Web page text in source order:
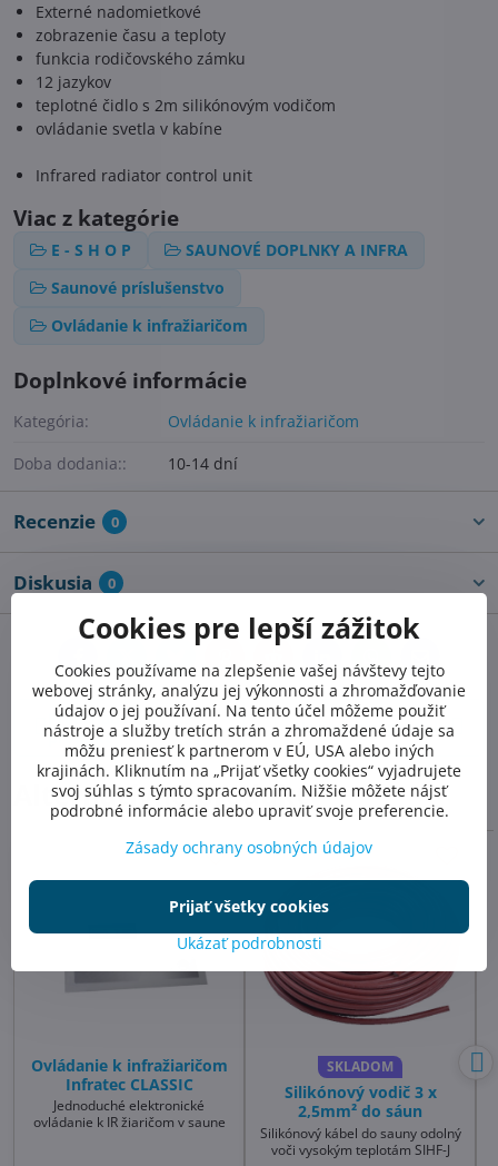
Externé nadomietkové
zobrazenie času a teploty
funkcia rodičovského zámku
12 jazykov
teplotné čidlo s 2m silikónovým vodičom
ovládanie svetla v kabíne
Infrared radiator control unit
Viac z kategórie
E - S H O P
SAUNOVÉ DOPLNKY A INFRA
Saunové príslušenstvo
Ovládanie k infražiaričom
Doplnkové informácie
Kategória:
Ovládanie k infražiaričom
Doba dodania::
10-14 dní
Recenzie 0
Diskusia 0
FacebookTwitter PinterestRedditLinkedInWhatsApp
E-
mail
Predchádzajúci
produkt
Nasledujúci produkt
Alternatívne produkty
Ovládanie k infražiaričom
Infratec CLASSIC
Jednoduché elektronické
ovládanie k IR žiaričom v saune
SKLADOM
Silikónový vodič 3 x
2,5mm² do sáun
Silikónový kábel do sauny odolný
voči vysokým teplotám SIHF-J
Cookies pre lepší zážitok
Cookies používame na zlepšenie vašej návštevy tejto
webovej stránky, analýzu jej výkonnosti a zhromažďovanie
údajov o jej používaní. Na tento účel môžeme použiť
nástroje a služby tretích strán a zhromaždené údaje sa
môžu preniesť k partnerom v EÚ, USA alebo iných
krajinách. Kliknutím na „Prijať všetky cookies“ vyjadrujete
svoj súhlas s týmto spracovaním. Nižšie môžete nájsť
podrobné informácie alebo upraviť svoje preferencie.
Zásady ochrany osobných údajov
Ukázať podrobnosti
Prijať všetky cookies